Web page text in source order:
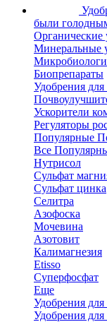
были
Органические
Минеральные
Биопрепараты
Удобрения для
Ускорители
Регуляторы
Популярные
Все
Нутрисол
Сульфат
Сульфат цинка
Селитра
Азофоска
Мочевина
Азотовит
Калимагнезия
Etisso
Суперфосфат
Еще
Удобрения
Удобрения для